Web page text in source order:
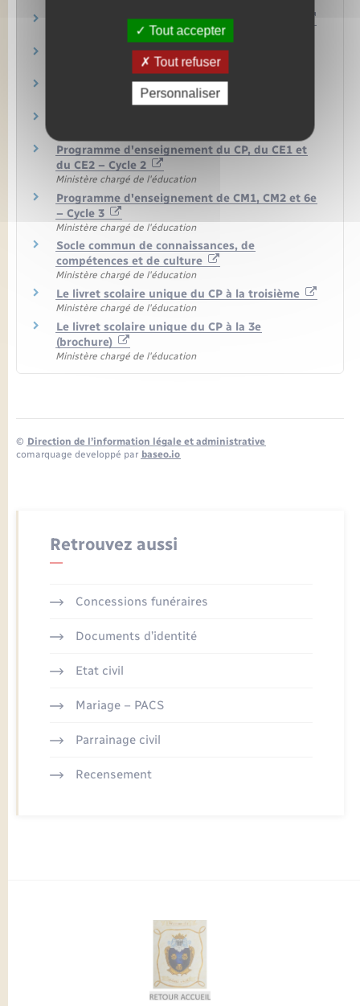
Programmes et horaires à l'école maternelle
Ministère chargé de l'éducation
La mallette des parents
Ministère chargé de l'éducation
Liste des fournitures scolaires
Ministère chargé de l'éducation
Programme d'enseignement du CP, du CE1 et
du CE2 – Cycle 2
Ministère chargé de l'éducation
Programme d'enseignement de CM1, CM2 et 6e
– Cycle 3
Ministère chargé de l'éducation
Socle commun de connaissances, de
compétences et de culture
Ministère chargé de l'éducation
Le livret scolaire unique du CP à la troisième
Ministère chargé de l'éducation
Le livret scolaire unique du CP à la 3e
(brochure)
Ministère chargé de l'éducation
© Direction de l’information légale et administrative
comarquage developpé par baseo.io
Retrouvez aussi
Concessions funéraires
Documents d’identité
Etat civil
Mariage – PACS
Parrainage civil
Recensement
Tout accepter
Tout refuser
Personnaliser